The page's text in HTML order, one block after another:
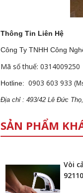
Thông Tin Liên Hệ
Công Ty TNHH Công
Mã số thuế: 0314009250
Hotline: 0903 603 933
Địa chỉ : 493/42 Lê Đức
SẢN PHẨM
Vòi